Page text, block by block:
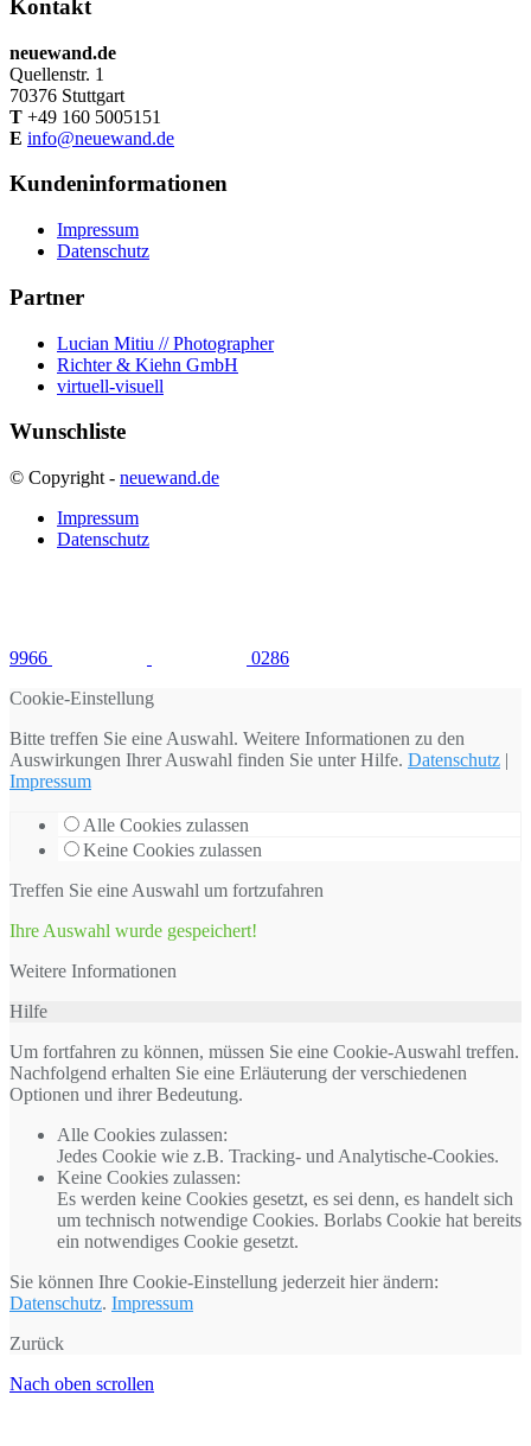
Kontakt
neuewand.de
Quellenstr. 1
70376 Stuttgart
T +49 160 5005151
E info@neuewand.de
Kundeninformationen
Impressum
Datenschutz
Partner
Lucian Mitiu // Photographer
Richter & Kiehn GmbH
virtuell-visuell
Wunschliste
© Copyright - neuewand.de
Impressum
Datenschutz
9966
0286
Cookie-Einstellung
Bitte treffen Sie eine Auswahl. Weitere Informationen zu den
Auswirkungen Ihrer Auswahl finden Sie unterHilfe. Datenschutz |
Impressum
Alle Cookies zulassen
Keine Cookies zulassen
Treffen Sie eine Auswahl um fortzufahren
Ihre Auswahl wurde gespeichert!
Weitere Informationen
Hilfe
Um fortfahren zu können, müssen Sie eine Cookie-Auswahl treffen.
Nachfolgend erhalten Sie eine Erläuterung der verschiedenen
Optionen und ihrer Bedeutung.
Alle Cookies zulassen:
Jedes Cookie wie z.B. Tracking- und Analytische-Cookies.
Keine Cookies zulassen:
Es werden keine Cookies gesetzt, es sei denn, es handelt sich
um technisch notwendige Cookies. Borlabs Cookie hat bereits
ein notwendiges Cookie gesetzt.
Sie können Ihre Cookie-Einstellung jederzeit hier ändern:
Datenschutz. Impressum
Zurück
Nach oben scrollen